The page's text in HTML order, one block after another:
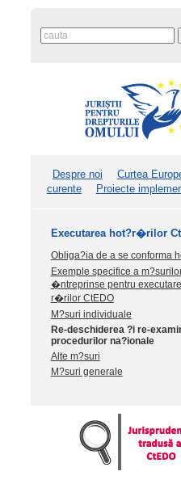
Despre noi Curtea
curente
Proiecte
Executarea hot?r�rilor
Obliga?ia de a se conforma
Exemple specifice a
�ntreprinse pentru
r�rilor CtEDO
M?suri individuale
Re-deschiderea ?i re-
procedurilor na?ionale
Alte m?suri
M?suri generale